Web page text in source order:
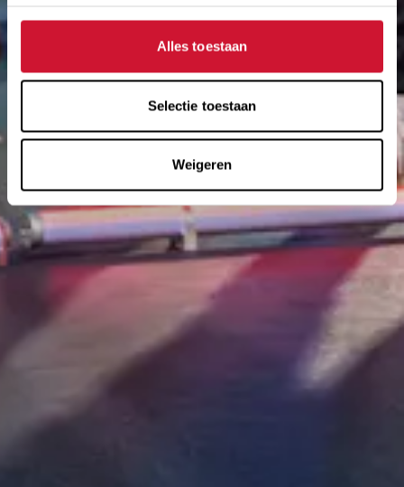
Alles toestaan
Selectie toestaan
Weigeren